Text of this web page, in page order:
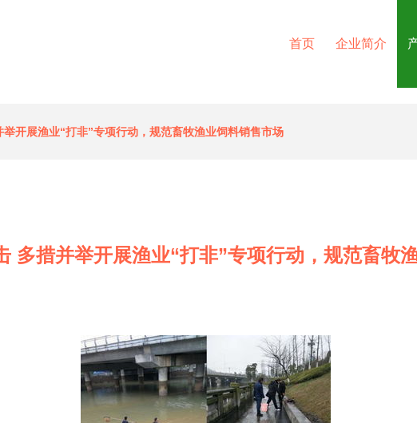
首页 企业简介
开展渔业“打非”专项行动，规范畜牧渔业饲料销售市场
多措并举开展渔业“打非”专项行动，规范畜牧